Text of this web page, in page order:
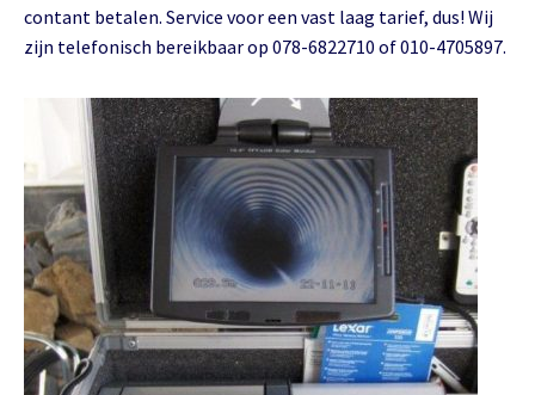
contant betalen. Service voor een vast laag tarief, dus! Wij
zijn telefonisch bereikbaar op 078-6822710 of 010-4705897.